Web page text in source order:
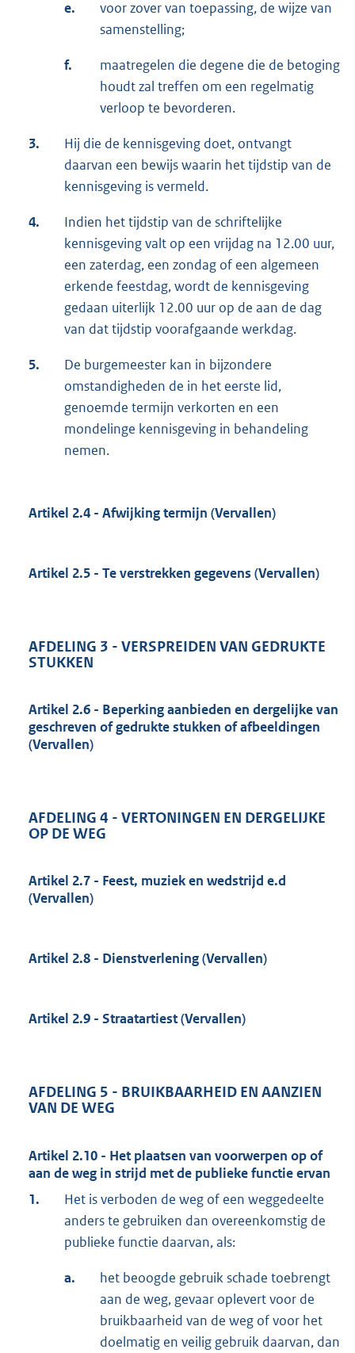
e.
voor zover van toepassing, de wijze van
samenstelling;
f.
maatregelen die degene die de betoging
houdt zal treffen om een regelmatig
verloop te bevorderen.
3.
Hij die de kennisgeving doet, ontvangt
daarvan een bewijs waarin het tijdstip van de
kennisgeving is vermeld.
4.
Indien het tijdstip van de schriftelijke
kennisgeving valt op een vrijdag na 12.00 uur,
een zaterdag, een zondag of een algemeen
erkende feestdag, wordt de kennisgeving
gedaan uiterlijk 12.00 uur op de aan de dag
van dat tijdstip voorafgaande werkdag.
5.
De burgemeester kan in bijzondere
omstandigheden de in het eerste lid,
genoemde termijn verkorten en een
mondelinge kennisgeving in behandeling
nemen.
Artikel 2.4 - Afwijking termijn (Vervallen)
Artikel 2.5 - Te verstrekken gegevens (Vervallen)
AFDELING 3 - VERSPREIDEN VAN GEDRUKTE
STUKKEN
Artikel 2.6 - Beperking aanbieden en dergelijke van
geschreven of gedrukte stukken of afbeeldingen
(Vervallen)
AFDELING 4 - VERTONINGEN EN DERGELIJKE
OP DE WEG
Artikel 2.7 - Feest, muziek en wedstrijd e.d
(Vervallen)
Artikel 2.8 - Dienstverlening (Vervallen)
Artikel 2.9 - Straatartiest (Vervallen)
AFDELING 5 - BRUIKBAARHEID EN AANZIEN
VAN DE WEG
Artikel 2.10 - Het plaatsen van voorwerpen op of
aan de weg in strijd met de publieke functie ervan
1.
Het is verboden de weg of een weggedeelte
anders te gebruiken dan overeenkomstig de
publieke functie daarvan, als:
a.
het beoogde gebruik schade toebrengt
aan de weg, gevaar oplevert voor de
bruikbaarheid van de weg of voor het
doelmatig en veilig gebruik daarvan, dan